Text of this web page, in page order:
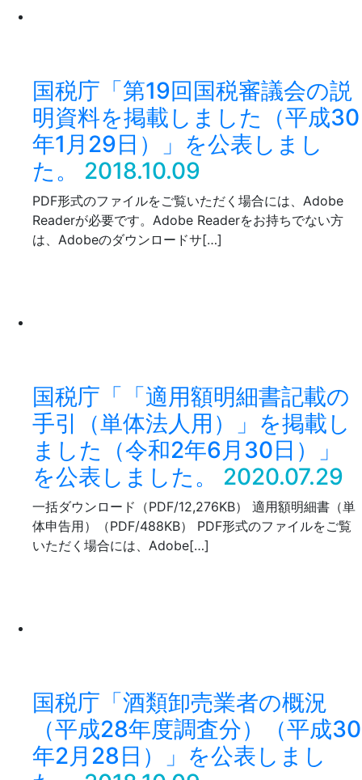
国税庁「第19回国税審議会の説
明資料を掲載しました（平成30
年1月29日）」を公表しまし
た。
2018.10.09
PDF形式のファイルをご覧いただく場合には、Adobe
Readerが必要です。Adobe Readerをお持ちでない方
は、Adobeのダウンロードサ[…]
国税庁「「適用額明細書記載の
手引（単体法人用）」を掲載し
ました（令和2年6月30日）」
を公表しました。
2020.07.29
一括ダウンロード（PDF/12,276KB） 適用額明細書（単
体申告用）（PDF/488KB） PDF形式のファイルをご覧
いただく場合には、Adobe[…]
国税庁「酒類卸売業者の概況
（平成28年度調査分）（平成30
年2月28日）」を公表しまし